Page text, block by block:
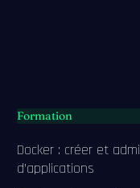
Formation
Docker : créer et
d’applications